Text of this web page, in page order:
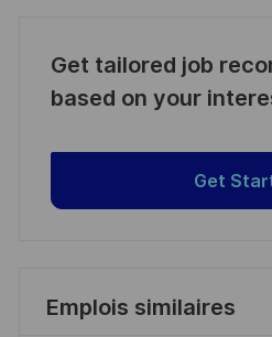
Get tailored job
based on your
Get
Emplois similaires